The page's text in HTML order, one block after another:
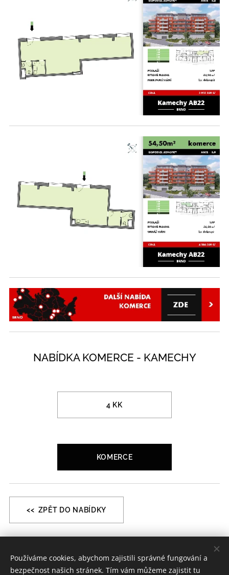
NABÍDKA KOMERCE - KAMECHY
4 KK
KOMERCE
<< ZPĚT DO NABÍDKY
mobil: +420 605 160 268 / e-mail: jiri.jurek@bcas.cz /
Používáme cookies, abychom zajistili správné fungování a
bezpečnost našich stránek. Tím vám můžeme zajistit tu